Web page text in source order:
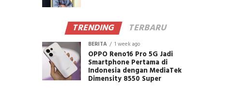
TRENDING TERBARU
BERITA 1 week ago
OPPO Reno16 Pro 5G Jadi
Smartphone Pertama di
Indonesia dengan MediaTek
Dimensity 8550 Super